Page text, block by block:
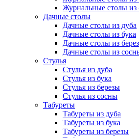
Журнальные столы из
Дачные столы
Дачные столы из дуба
Дачные столы из бука
Дачные столы из
Дачные столы из
Стулья
Стулья из дуба
Стулья из бука
Стулья из березы
Стулья из сосны
Табуреты
Табуреты из дуба
Табуреты из бука
Табуреты из березы